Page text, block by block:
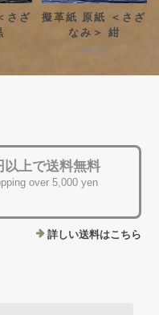
さざ
擬革紙 原紙 ＜さざ
なみ＞ 紺
¥6,600
以上で送料無料
over 5,000 yen
詳しい送料はこちら